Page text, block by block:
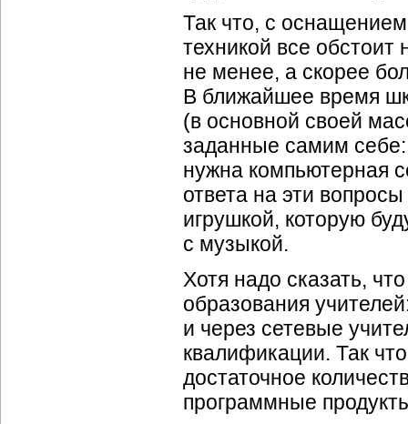
Так что, с
техникой все обстоит
не менее, а скорее
В ближайшее время
(в основной своей
заданные самим себе:
нужна компьютерная
ответа на эти
игрушкой, которую
с музыкой.
Хотя надо сказать,
образования
и через сетевые
квалификации. Так
достаточное
программные